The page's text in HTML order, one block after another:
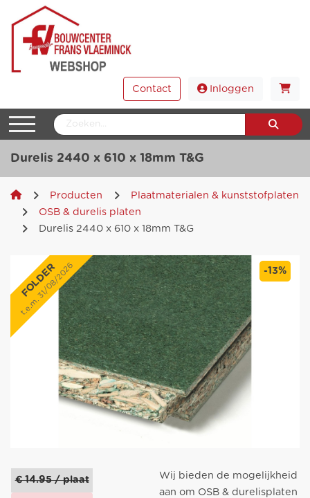
Contact Inloggen
Durelis 2440 x 610 x 18mm T&G
Producten
Plaatmaterialen & kunststofplaten
OSB & durelis platen
Durelis 2440 x 610 x 18mm T&G
FOLDER
t.e.m. 31/08/2026 -13%
€ 14.95 / plaat
Wij bieden de mogelijkheid
aan om OSB & durelisplaten